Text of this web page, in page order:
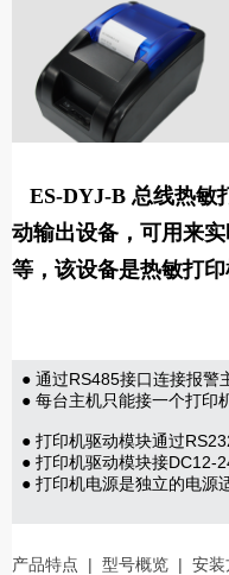
ES-DYJ-B 总线热敏
动输出设备，可用来
等，该设备是热敏打印
● 通过RS485接口连接报警
● 每台主机只能接一个打印
● 打印机驱动模块通过
● 打印机驱动模块接DC12-
● 打印机电源是独立的电源
产品特点 | 型号概览 | 安装